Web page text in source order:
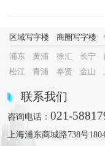
区域写字楼 商圈写字楼
浦东 黄浦 徐汇 长宁
松江
青浦 奉贤 金山
联系我们
咨询电话：021-
上海浦东商城路738号